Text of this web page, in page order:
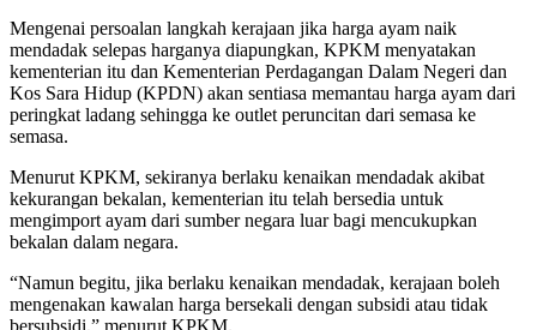
Mengenai persoalan langkah kerajaan jika harga ayam naik
mendadak selepas harganya diapungkan, KPKM menyatakan
kementerian itu dan Kementerian Perdagangan Dalam Negeri dan
Kos Sara Hidup (KPDN) akan sentiasa memantau harga ayam dari
peringkat ladang sehingga ke outlet peruncitan dari semasa ke
semasa.
Menurut KPKM, sekiranya berlaku kenaikan mendadak akibat
kekurangan bekalan, kementerian itu telah bersedia untuk
mengimport ayam dari sumber negara luar bagi mencukupkan
bekalan dalam negara.
“Namun begitu, jika berlaku kenaikan mendadak, kerajaan boleh
mengenakan kawalan harga bersekali dengan subsidi atau tidak